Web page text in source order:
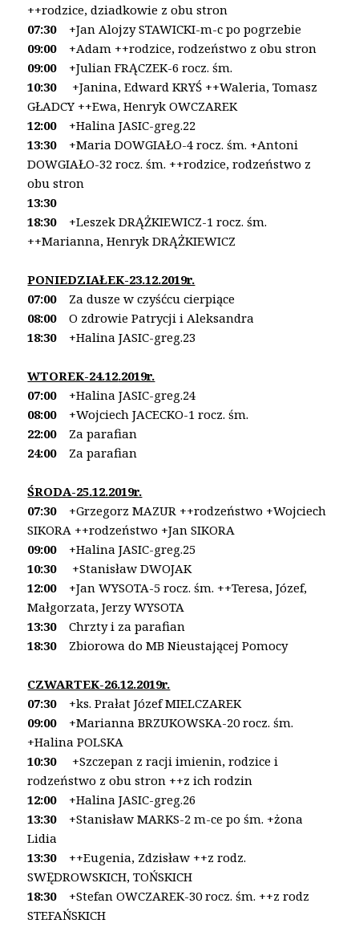
++rodzice, dziadkowie z obu stron
07:30+Jan Alojzy STAWICKI-m-c po pogrzebie
09:00+Adam ++rodzice, rodzeństwo z obu stron
09:00+Julian FRĄCZEK-6 rocz. śm.
10:30 +Janina, Edward KRYŚ ++Waleria, Tomasz
GŁADCY ++Ewa, Henryk OWCZAREK
12:00 +Halina JASIC-greg.22
13:30 +Maria DOWGIAŁO-4 rocz. śm. +Antoni
DOWGIAŁO-32 rocz. śm. ++rodzice, rodzeństwo z
obu stron
13:30
18:30 +Leszek DRĄŻKIEWICZ-1 rocz. śm.
++Marianna, Henryk DRĄŻKIEWICZ
PONIEDZIAŁEK-23.12.2019r.
07:00Za dusze w czyśćcu cierpiące
08:00O zdrowie Patrycji i Aleksandra
18:30 +Halina JASIC-greg.23
WTOREK-24.12.2019r.
07:00+Halina JASIC-greg.24
08:00+Wojciech JACECKO-1 rocz. śm.
22:00 Za parafian
24:00 Za parafian
ŚRODA-25.12.2019r.
07:30+Grzegorz MAZUR ++rodzeństwo +Wojciech
SIKORA ++rodzeństwo +Jan SIKORA
09:00+Halina JASIC-greg.25
10:30 +Stanisław DWOJAK
12:00 +Jan WYSOTA-5 rocz. śm. ++Teresa, Józef,
Małgorzata, Jerzy WYSOTA
13:30Chrzty i za parafian
18:30 Zbiorowa do MB Nieustającej Pomocy
CZWARTEK-26.12.2019r.
07:30+ks. Prałat Józef MIELCZAREK
09:00+Marianna BRZUKOWSKA-20 rocz. śm.
+Halina POLSKA
10:30 +Szczepan z racji imienin, rodzice i
rodzeństwo z obu stron ++z ich rodzin
12:00 +Halina JASIC-greg.26
13:30 +Stanisław MARKS-2 m-ce po śm. +żona
Lidia
13:30 ++Eugenia, Zdzisław ++z rodz.
SWĘDROWSKICH, TOŃSKICH
18:30 +Stefan OWCZAREK-30 rocz. śm. ++z rodz
STEFAŃSKICH